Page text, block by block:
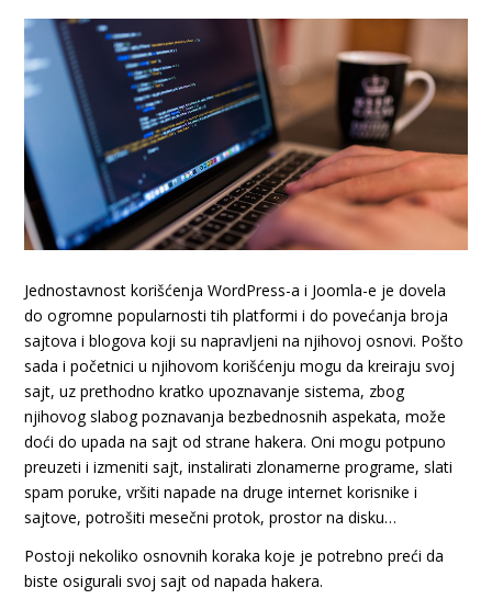
Jednostavnost korišćenja WordPress-a i Joomla-e je dovela
do ogromne popularnosti tih platformi i do povećanja broja
sajtova i blogova koji su napravljeni na njihovoj osnovi. Pošto
sada i početnici u njihovom korišćenju mogu da kreiraju svoj
sajt, uz prethodno kratko upoznavanje sistema, zbog
njihovog slabog poznavanja bezbednosnih aspekata, može
doći do upada na sajt od strane hakera. Oni mogu potpuno
preuzeti i izmeniti sajt, instalirati zlonamerne programe, slati
spam poruke, vršiti napade na druge internet korisnike i
sajtove, potrošiti mesečni protok, prostor na disku…
Postoji nekoliko osnovnih koraka koje je potrebno preći da
biste osigurali svoj sajt od napada hakera.